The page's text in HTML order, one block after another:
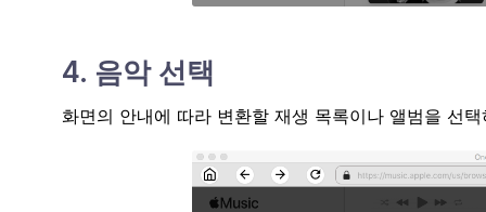
4. 음악 선택
화면의 안내에 따라 변환할 재생 목록이나 앨범을 선택